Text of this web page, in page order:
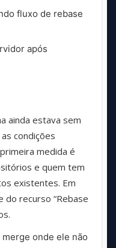
fluxo de rebase
após
ainda estava sem
condições
medida é
e quem tem
existentes. Em
do recurso “Rebase
onde ele não